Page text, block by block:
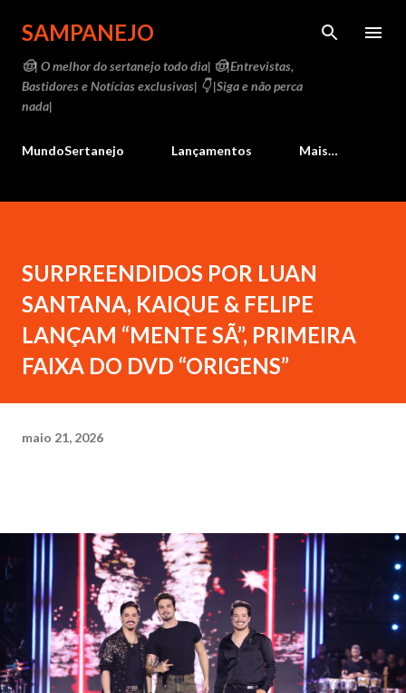
Pular para o conteúdo principal
SAMPANEJO
🤠| O melhor do sertanejo todo dia| 🤠|Entrevistas,
Bastidores e Notícias exclusivas| 👇 |Siga e não perca
nada|
MundoSertanejo Lançamentos Mais…
SURPREENDIDOS POR LUAN
SANTANA, KAIQUE & FELIPE
LANÇAM “MENTE SÃ”, PRIMEIRA
FAIXA DO DVD “ORIGENS”
maio 21, 2026